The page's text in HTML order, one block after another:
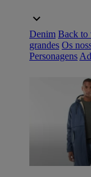
Denim Back to
grandes Os
Personagens